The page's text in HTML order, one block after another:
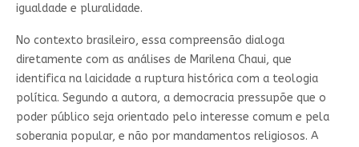
igualdade e pluralidade.
No contexto brasileiro, essa compreensão dialoga
diretamente com as análises de Marilena Chaui, que
identifica na laicidade a ruptura histórica com a teologia
política. Segundo a autora, a democracia pressupõe que o
poder público seja orientado pelo interesse comum e pela
soberania popular, e não por mandamentos religiosos. A